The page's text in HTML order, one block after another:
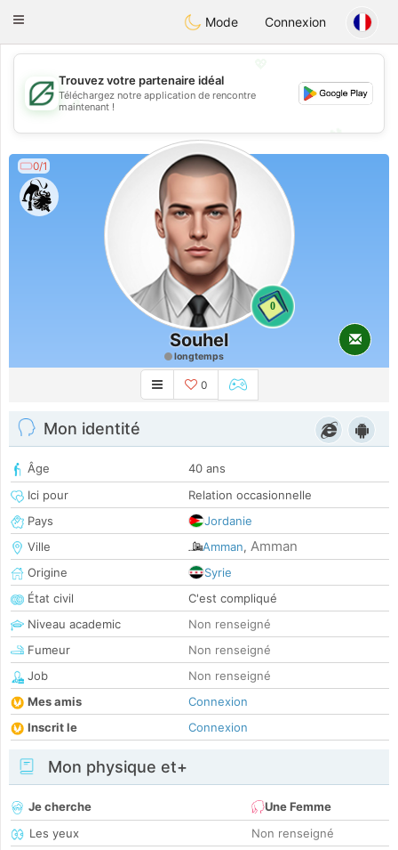
Gulf Dating
Toggle
Mode Connexion
💖
💕
💕
Trouvez votre partenaire idéal
Téléchargez notre application de rencontre
maintenant !
0/1
0
Souhel
longtemps
0
Mon identité
Âge
40 ans
Ici pour
Relation occasionnelle
Pays
Jordanie
Ville
Amman, Amman
Origine
Syrie
État civil
C'est compliqué
Niveau academic
Non renseigné
Fumeur
Non renseigné
Job
Non renseigné
Mes amis
Connexion
Inscrit le
Connexion
Mon physique et+
Je cherche
Une Femme
Les yeux
Non renseigné